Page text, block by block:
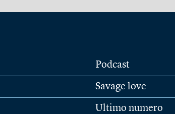
Podcast
Savage love
Ultimo numero